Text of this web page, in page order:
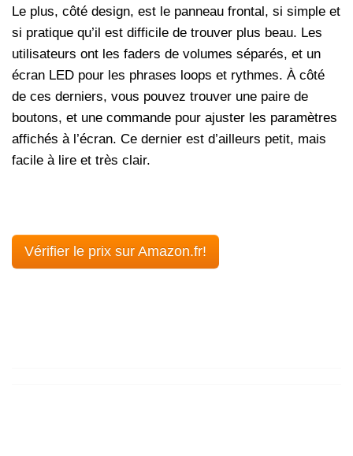
Le plus, côté design, est le panneau frontal, si simple et
si pratique qu’il est difficile de trouver plus beau. Les
utilisateurs ont les faders de volumes séparés, et un
écran LED pour les phrases loops et rythmes. À côté
de ces derniers, vous pouvez trouver une paire de
boutons, et une commande pour ajuster les paramètres
affichés à l’écran. Ce dernier est d’ailleurs petit, mais
facile à lire et très clair.
Vérifier le prix sur Amazon.fr!